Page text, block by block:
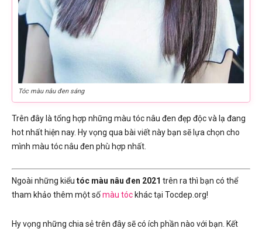
Tóc màu nâu đen sáng
Trên đây là tổng hợp những màu tóc nâu đen đẹp độc và lạ đang
hot nhất hiện nay. Hy vọng qua bài viết này bạn sẽ lựa chọn cho
mình màu tóc nâu đen phù hợp nhất.
Ngoài những kiểu tóc màu nâu đen 2021 trên ra thì bạn có thể
tham khảo thêm một sốmàu tóc khác tại Tocdep.org!
Hy vọng những chia sẻ trên đây sẽ có ích phần nào với bạn. Kết